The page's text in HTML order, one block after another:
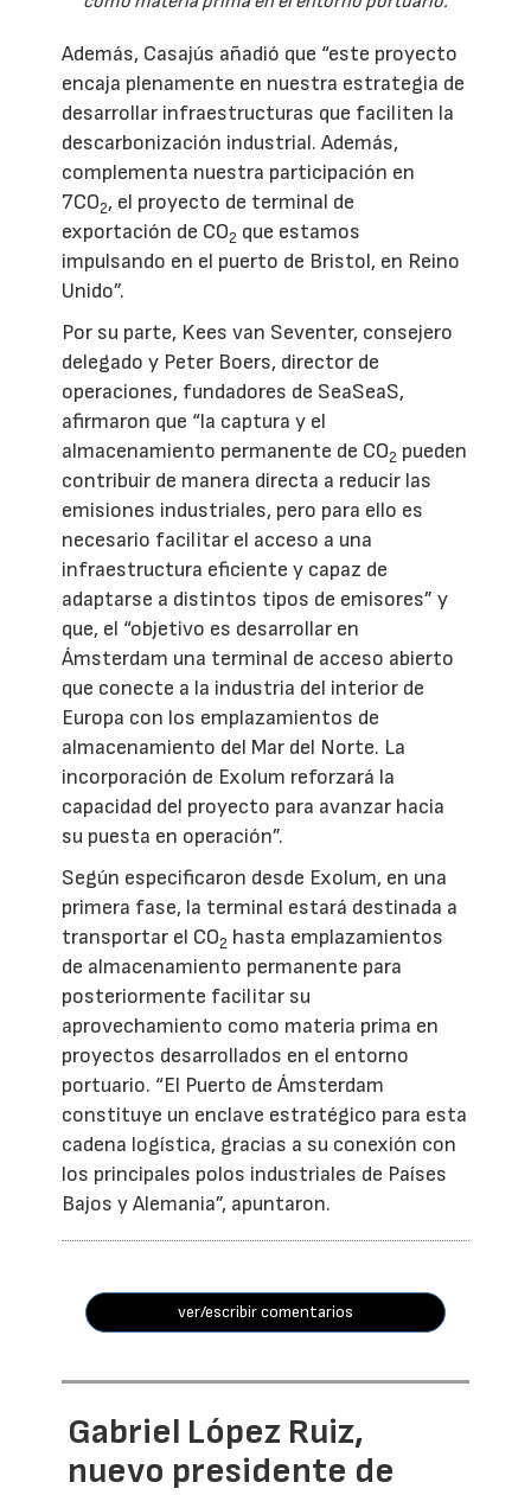
Además, Casajús añadió que “este proyecto
encaja plenamente en nuestra estrategia de
desarrollar infraestructuras que faciliten la
descarbonización industrial. Además,
complementa nuestra participación en
7CO2, el proyecto de terminal de
exportación de CO2 que estamos
impulsando en el puerto de Bristol, en Reino
Unido”.
Por su parte, Kees van Seventer, consejero
delegado y Peter Boers, director de
operaciones, fundadores de SeaSeaS,
afirmaron que “la captura y el
almacenamiento permanente de CO2 pueden
contribuir de manera directa a reducir las
emisiones industriales, pero para ello es
necesario facilitar el acceso a una
infraestructura eficiente y capaz de
adaptarse a distintos tipos de emisores” y
que, el “objetivo es desarrollar en
Ámsterdam una terminal de acceso abierto
que conecte a la industria del interior de
Europa con los emplazamientos de
almacenamiento del Mar del Norte. La
incorporación de Exolum reforzará la
capacidad del proyecto para avanzar hacia
su puesta en operación”.
Según especificaron desde Exolum, en una
primera fase, la terminal estará destinada a
transportar el CO2 hasta emplazamientos
de almacenamiento permanente para
posteriormente facilitar su
aprovechamiento como materia prima en
proyectos desarrollados en el entorno
portuario. “El Puerto de Ámsterdam
constituye un enclave estratégico para esta
cadena logística, gracias a su conexión con
los principales polos industriales de Países
Bajos y Alemania”, apuntaron.
ver/escribir comentarios
Gabriel López Ruiz,
nuevo presidente de